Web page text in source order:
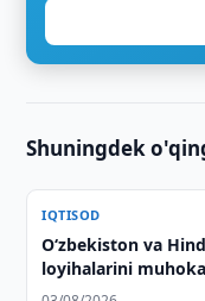
Shuningdek
IQTISOD
Oʻzbekiston va
loyihalarini